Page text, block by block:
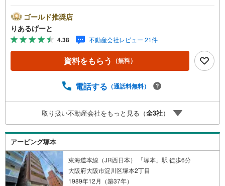
りが遅くなった時にも嬉しい立地。■物件検討中のお客さ
ま！ちょっと見学してみたいだけなどでも内覧可能です！
売主さまの都合等で見学ができない場合がございます。お
気軽に「りあるげーと」までお問合わせ下さい！■「りある
げーと」が選ばれるポイント！■年中休まず営業中！いつで
も対応致します！・営業時間:9:00～21:00上記の時間帯
す！■各種相談、承ります！■【無料送迎】「小さなお子さ
らい」などご相談ください！営業スタッフがご自宅に伺っ
て送迎致します！【リフォーム相談】資格を持った専門ス
タッフがお悩みに合わせてお話をうかがい、お客さまにぴ
ったりの提案を行います！■その他:物件相談、住宅ローン
相談、ご質問、気になること、何でもお気軽にご相談くだ
さい！
ゴールド推奨店
りあるげーと
4.38 不動産会社レビュー 21件
資料をもらう （無料）
電話する （通話料無料）
取り扱い不動産会社をもっと見る（全3社）
アービング塚本
東海道本線（JR西日本） 「塚本」駅 徒歩6分
大阪府大阪市淀川区塚本2丁目
1989年12月（築37年）